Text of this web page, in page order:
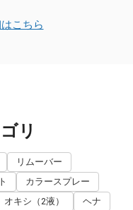
こちら
リ
リムーバー
カラースプレー
オキシ（2液）
ヘナ